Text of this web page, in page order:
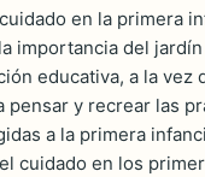
en la primera
importancia del
educativa, a la vez
pensar y recrear las
a la primera
cuidado en los